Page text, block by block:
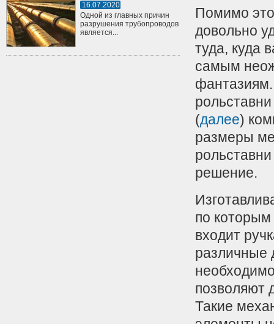
16.07.2020
Одной из главных причин
разрушения трубопроводов
является...
Помимо
довольно
туда, куда
самым
(далее)
размеры
решение.
по которым
входит
различные
позволяют
Такие